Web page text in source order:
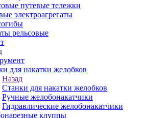
путевые тележки
электроагрегаты
рельсовые
для накатки желобков
Назад
Станки для накатки желобков
Ручные желобонакатчики
Гидравлические желобонакатчики
клуппы